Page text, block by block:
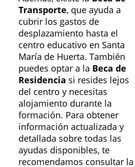
Transporte, que ayuda a
cubrir los gastos de
desplazamiento hasta el
centro educativo en Santa
María de Huerta. También
puedes optar a la Beca de
Residencia si resides lejos
del centro y necesitas
alojamiento durante la
formación. Para obtener
información actualizada y
detallada sobre todas las
ayudas disponibles, te
recomendamos consultar la